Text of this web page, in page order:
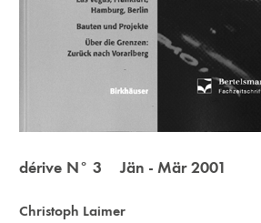
dérive N° 3 Jän - Mär 2001
Christoph Laimer